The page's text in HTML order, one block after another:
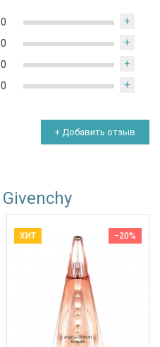
0 +
0 +
0 +
0 +
+ Добавить отзыв
Givenchy
−20%
ХИТ